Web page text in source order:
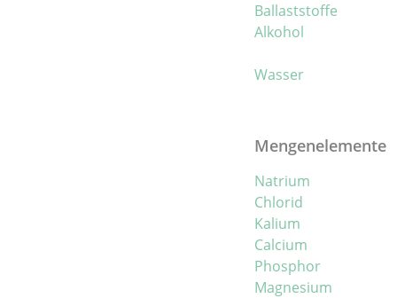
Ballaststoffe
Alkohol
Wasser
Mengenelemente
Natrium
Chlorid
Kalium
Calcium
Phosphor
Magnesium